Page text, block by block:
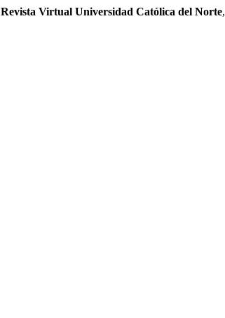
Revista Virtual Universidad Católica del Norte,